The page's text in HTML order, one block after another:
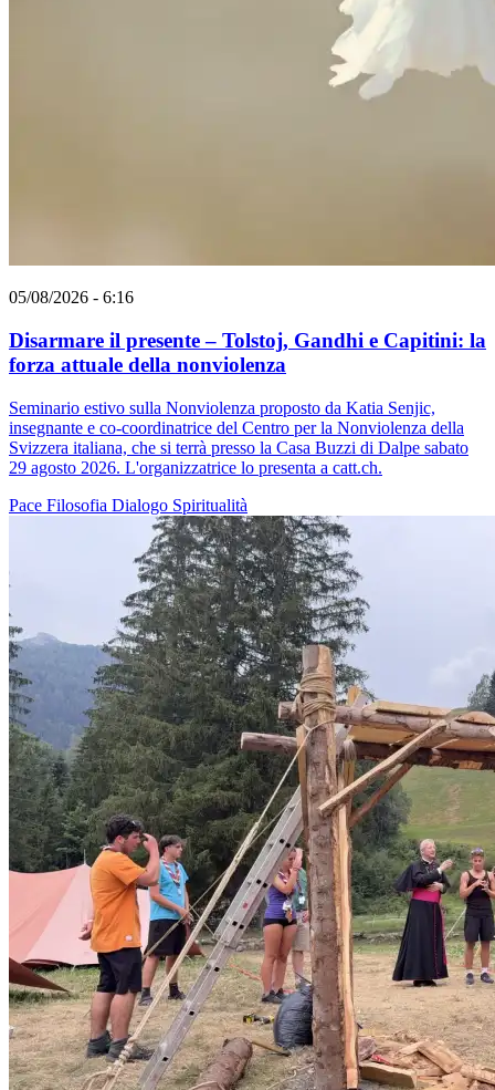
05/08/2026 - 6:16
Disarmare il presente – Tolstoj, Gandhi e Capitini: la
forza attuale della nonviolenza
Seminario estivo sulla Nonviolenza proposto da Katia Senjic,
insegnante e co-coordinatrice del Centro per la Nonviolenza della
Svizzera italiana, che si terrà presso la Casa Buzzi di Dalpe sabato
29 agosto 2026. L'organizzatrice lo presenta a catt.ch.
Pace Filosofia Dialogo Spiritualità